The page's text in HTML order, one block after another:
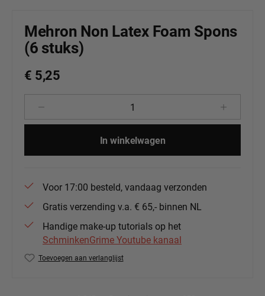
Mehron Non Latex Foam Spons
(6 stuks)
€ 5,25
Producthoeveelheid: Voer de
In winkelwagen
Voor 17:00 besteld, vandaag verzonden
Gratis verzending v.a. € 65,- binnen NL
Handige make-up tutorials op het
SchminkenGrime Youtube kanaal
Toevoegen aan verlanglijst